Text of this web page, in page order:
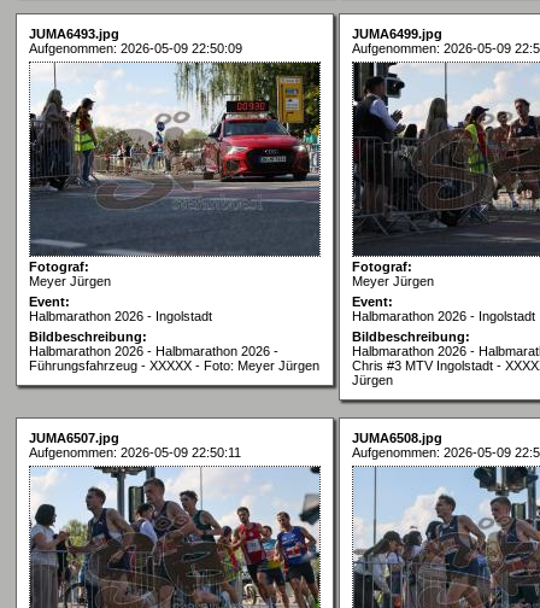
JUMA6493.jpg
Aufgenommen: 2026-05-09 22:50:09
Fotograf:
Meyer Jürgen
Event:
Halbmarathon 2026 - Ingolstadt
Bildbeschreibung:
Halbmarathon 2026 - Halbmarathon 2026 -
Führungsfahrzeug - XXXXX - Foto: Meyer Jürgen
JUMA6499.jpg
Aufgenommen: 2026-05-09
Fotograf:
Meyer Jürgen
Event:
Halbmarathon 2026 - Ingolstadt
Bildbeschreibung:
Halbmarathon 2026 -
Chris #3 MTV Ingolstadt -
Jürgen
JUMA6507.jpg
Aufgenommen: 2026-05-09 22:50:11
JUMA6508.jpg
Aufgenommen: 2026-05-09